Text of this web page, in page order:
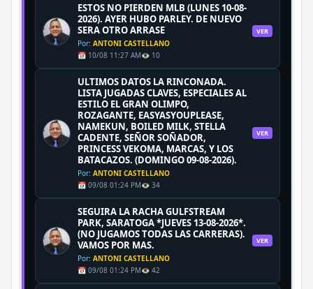
ESTOS NO PIERDEN MLB (LUNES 10-08-
2026). AYER HUBO PARLEY. DE NUEVO
SERA OTRO ARRASE
Por: ANTONI CASTELLANO
📅 10/08 11:27 AM👁️ 10
VER
ULTIMOS DATOS LA RINCONADA.
LISTA JUGADAS CLAVES, ESPECIALES AL
ESTILO EL GRAN OLIMPO,
ROZAGANTE, EASYASYOUPLEASE,
NAMEKUN, BOILED MILK, STELLA
CADENTE, SEÑOR SOÑADOR,
PRINCESS VEKOMA, MARCAS, Y LOS
BATACAZOS. (DOMINGO 09-08-2026).
Por: ANTONI CASTELLANO
📅 09/08 01:24 PM👁️ 34
VER
SEGUIRA LA RACHA GULFSTREAM
PARK, SARATOGA *JUEVES 13-08-2026*.
(NO JUGAMOS TODAS LAS CARRERAS).
VAMOS POR MAS.
Por: ANTONI CASTELLANO
📅 09/08 01:24 PM👁️ 42
VER